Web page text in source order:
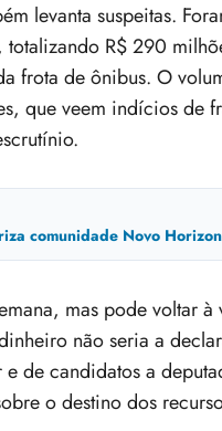
levanta suspeitas.
R$ 290
frota de ônibus. O
que veem indícios de
comunidade Novo
mas pode voltar
não seria a
de candidatos a
o destino dos